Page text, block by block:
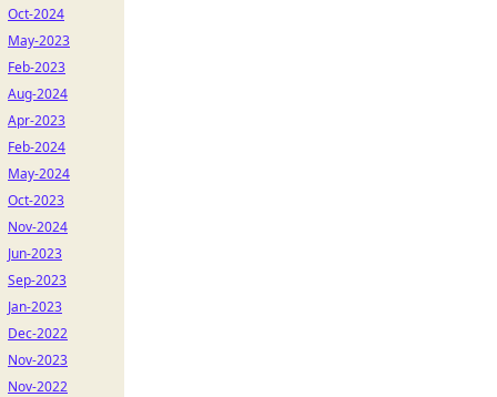
Oct-2024
May-2023
Feb-2023
Aug-2024
Apr-2023
Feb-2024
May-2024
Oct-2023
Nov-2024
Jun-2023
Sep-2023
Jan-2023
Dec-2022
Nov-2023
Nov-2022